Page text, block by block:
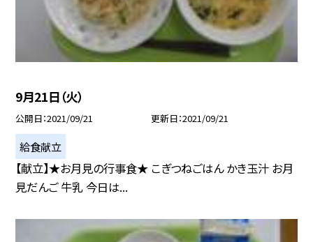
9月21日（火）
公開日 2021/09/21 更新日 2021/09/21
給食献立
【献立】★お月見の行事食★ こぎつねごはん かき玉汁 お月
見だんご 牛乳 今日は...